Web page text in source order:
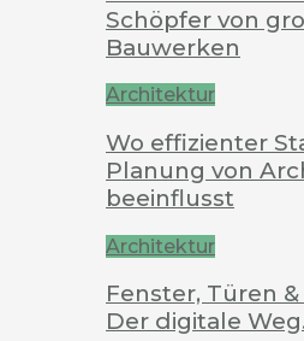
Schöpfer von
Bauwerken
Architektur
Wo effizienter
Planung von
beeinflusst
Architektur
Fenster, Türen
Der digitale